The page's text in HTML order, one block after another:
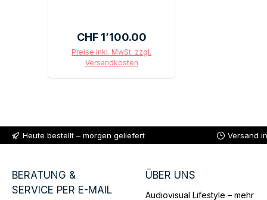
Regulärer Preis:
CHF 1’100.00
Preise inkl. MwSt. zzgl.
Versandkosten
Heute bestellt – morgen geliefert Versand
BERATUNG &
SERVICE PER E-MAIL
ÜBER UNS
Audiovisual Lifestyle – mehr